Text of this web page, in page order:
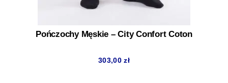
Pończochy Męskie – City Confort Coton
303,00zł